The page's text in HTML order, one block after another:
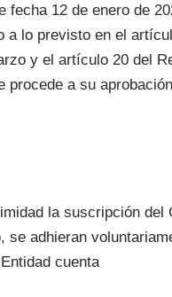
12 de enero de
lo previsto en el
y el artículo 20 del
a su
la suscripción
adhieran
cuenta